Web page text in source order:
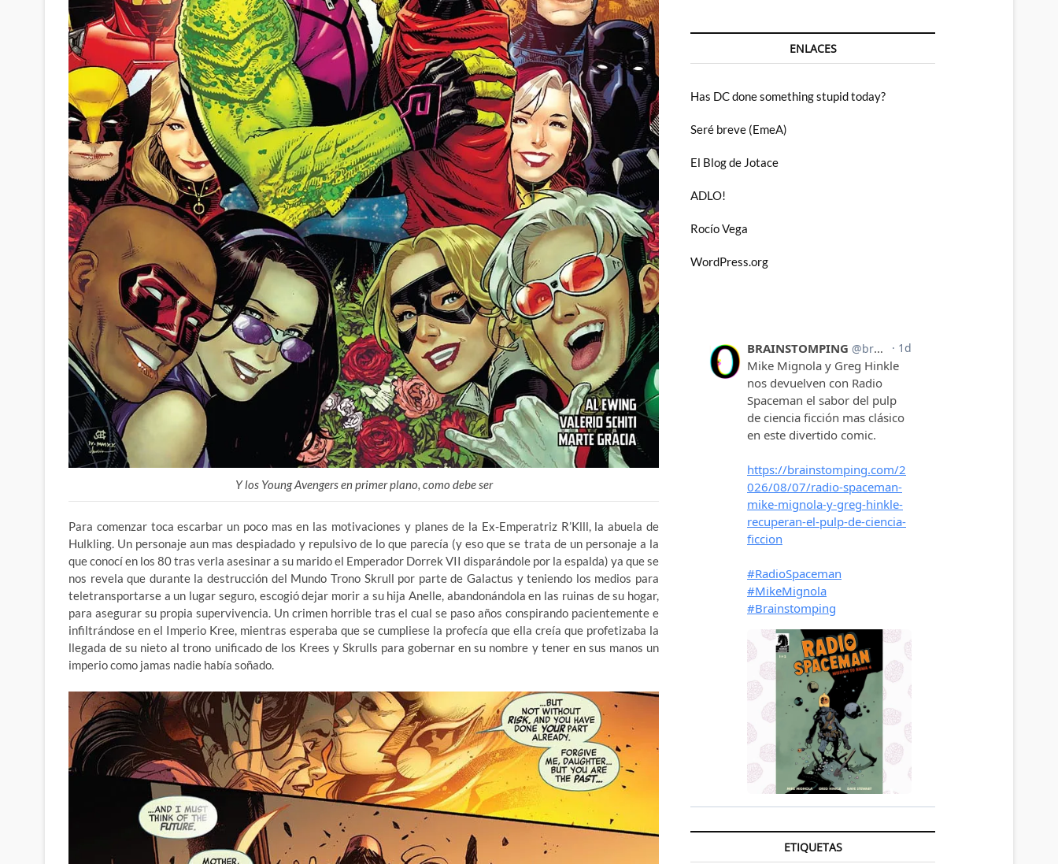
Y los Young Avengers en primer plano, como debe ser
Para comenzar toca escarbar un poco mas en las motivaciones y planes de la Ex-Emperatriz R’Klll, la abuela de
Hulkling. Un personaje aun mas despiadado y repulsivo de lo que parecía (y eso que se trata de un personaje a la
que conocí en los 80 tras verla asesinar a su marido el Emperador Dorrek VII disparándole por la espalda) ya que se
nos revela que durante la destrucción del Mundo Trono Skrull por parte de Galactus y teniendo los medios para
teletransportarse a un lugar seguro, escogió dejar morir a su hija Anelle, abandonándola en las ruinas de su hogar,
para asegurar su propia supervivencia. Un crimen horrible tras el cual se paso años conspirando pacientemente e
infiltrándose en el Imperio Kree, mientras esperaba que se cumpliese la profecía que ella creía que profetizaba la
llegada de su nieto al trono unificado de los Krees y Skrulls para gobernar en su nombre y tener en sus manos un
imperio como jamas nadie había soñado.
ENLACES
Has DC done something stupid today?
Seré breve (EmeA)
El Blog de Jotace
ADLO!
Rocío Vega
WordPress.org
ETIQUETAS